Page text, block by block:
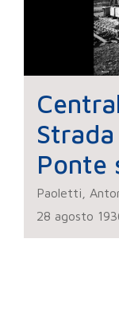
Ponte
Lavori
Paoletti,
28 agosto